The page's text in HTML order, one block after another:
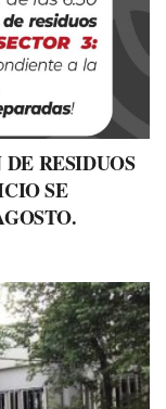
RESIDUOS
SE